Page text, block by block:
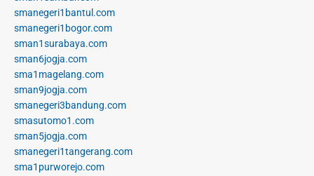
smanegeri1bantul.com
smanegeri1bogor.com
sman1surabaya.com
sman6jogja.com
sma1magelang.com
sman9jogja.com
smanegeri3bandung.com
smasutomo1.com
sman5jogja.com
smanegeri1tangerang.com
sma1purworejo.com